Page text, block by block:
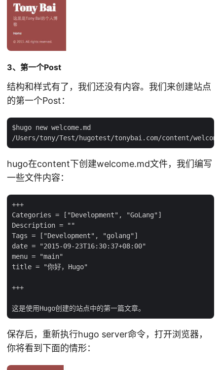
3、第一个Post
结构和样式有了，我们还没有内容。我们来创建站点
的第一个Post：
$hugo new welcome.md
hugo在content下创建welcome.md文件，我们编写
一些文件内容：
+++
Categories = ["Development", "GoLang"]
Description = ""
Tags = ["Development", "golang"]
date = "2015-09-23T16:30:37+08:00"
menu = "main"
title = "你好，Hugo"
+++
保存后，重新执行hugo server命令，打开浏览器，
你将看到下面的情形：